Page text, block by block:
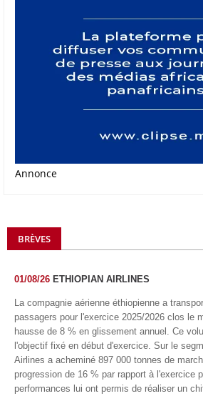
Annonce
BRÈVES
01/08/26 ETHIOPIAN AIRLINES
La compagnie aérienne éthiopienne a
passagers pour l'exercice 2025/2026 clos le
hausse de 8 % en glissement annuel. Ce
l'objectif fixé en début d'exercice. Sur le
Airlines a acheminé 897 000 tonnes de
progression de 16 % par rapport à l'exercice
performances lui ont permis de réaliser un